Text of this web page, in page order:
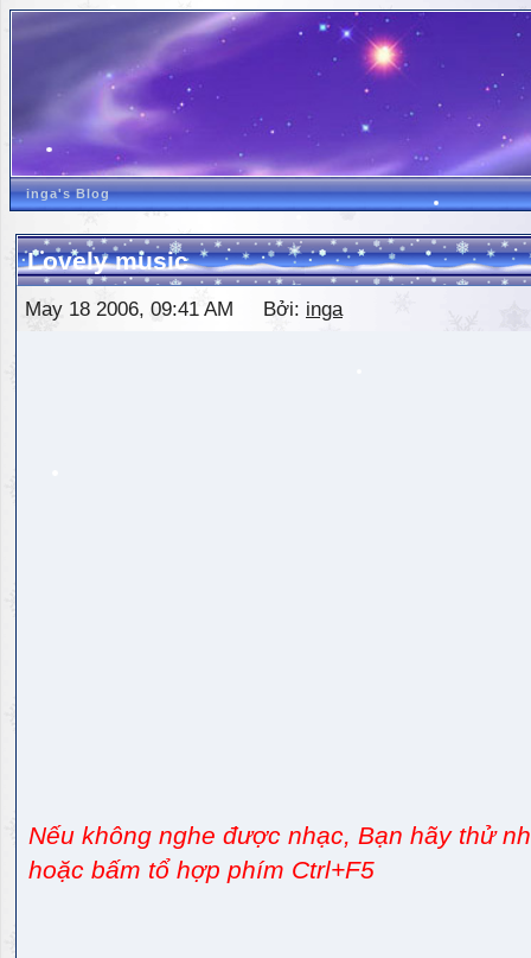
inga's Blog
Lovely music
May 18 2006, 09:41 AM Bởi: inga
Nếu không nghe được nhạc, Bạn hãy thử
hoặc bấm tổ hợp phím Ctrl+F5